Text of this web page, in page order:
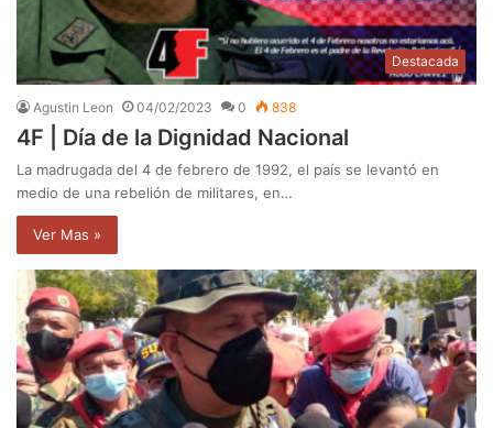
Destacada
Agustin Leon 04/02/2023 0 838
4F | Día de la Dignidad Nacional
La madrugada del 4 de febrero de 1992, el país se levantó en
medio de una rebelión de militares, en…
Ver Mas »